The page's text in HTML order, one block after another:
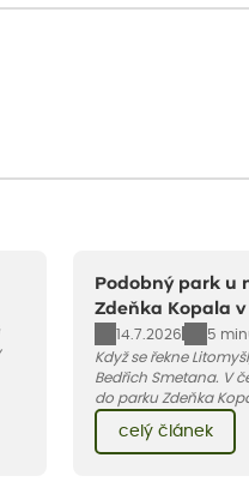
Podobný park u
Zdeňka Kopala v
14.7.2026
5
Když se řekne
Bedřich Smetana. V
do parku Zdeňka
kvetoucích kopretin.
nim pár řádků o tom,
celý článek